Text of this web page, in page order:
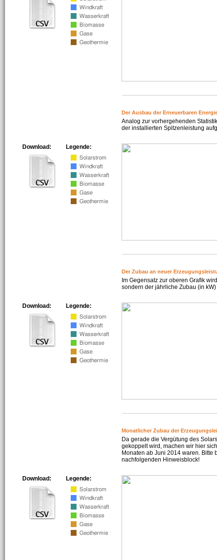
Der Ausbau der Erneuerbaren
Analog zur vorhergehenden
der installierten Spitzenleistung
Legende:
Download:
Der Zubau an neuer
Im Gegensatz zur oberen Grafik
sondern der jährliche Zubau (in
Legende:
Download:
Monatlicher Zubau der
Da gerade die Vergütung des
gekoppelt wird, machen wir hier
Monaten ab Juni 2014 waren. Bitte
nachfolgenden Hinweisblock!
Legende:
Download: